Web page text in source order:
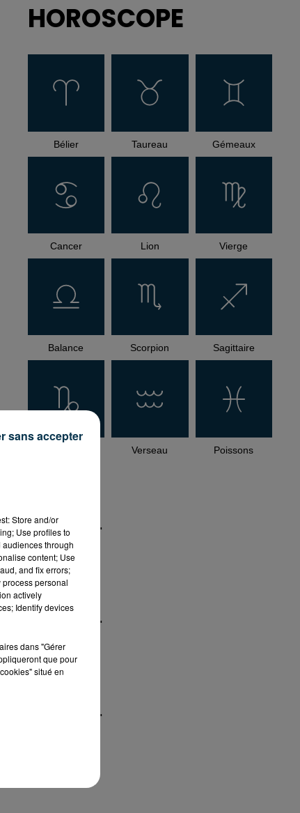
HOROSCOPE
Bélier Taureau Gémeaux
Cancer Lion Vierge
Balance Scorpion Sagittaire
Verseau Poissons
Store and/or
Use profiles to
through
content; Use
and fix errors;
personal
actively
Identify devices
dans "Gérer
que pour
situé en
sans accepter